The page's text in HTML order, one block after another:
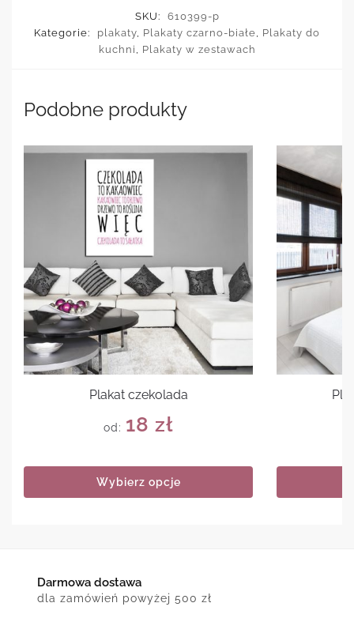
SKU:
610399-p
Kategorie:
plakaty, Plakaty czarno-białe, Plakaty do
kuchni , Plakaty w zestawach
Podobne produkty
Plakat czekolada
od: 18 zł
Wybierz opcje
Darmowa dostawa
dla zamówień powyżej 500 zł